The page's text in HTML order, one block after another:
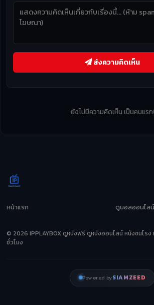
ส่งความคิดเห็น
ยังไม่มีความคิดเห็น เป็นคนแรก!
หน้าแรก ดูบอลออนไลน์
© 2026 IPPLAYBOX ดูหนังฟรี ดูหนังออนไลน์ หนังชนโร
ชั่วโมง
Powered bySIAMZEED